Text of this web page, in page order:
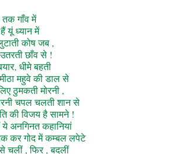
तक गाँव में
यूं ध्यान में
कोष जब ,
छाँव से !
धीमे बहती
महुवे की डाल से
ठुमकती मोरनी ,
चपल चलती शान से
की विजय है सामने !
अनगिनत कहानियां
कर गोद में कम्बल लपेटे
चलीं , फिर , बदलीं